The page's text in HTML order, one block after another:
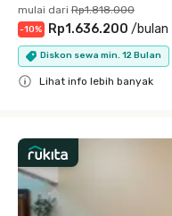
mulai dari Rp1.818.000
-10% Rp1.636.200 /bulan
Diskon sewa min. 12 Bulan
Lihat info lebih banyak